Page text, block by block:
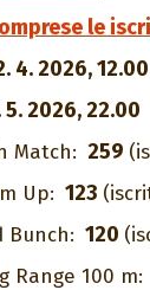
le
4. 2026, 12.00
5. 2026, 22.00
Match: 259
Up: 123
Bunch: 120
Range 100 m: